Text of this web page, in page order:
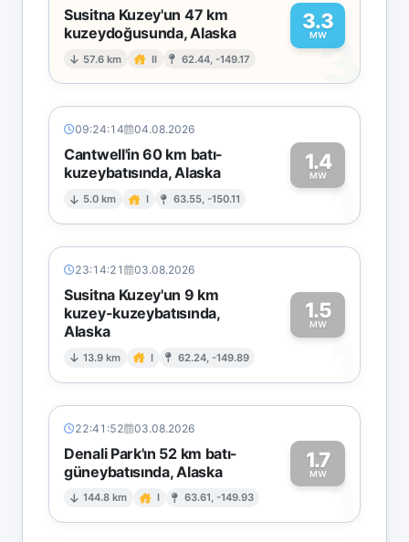
Susitna Kuzey'un 47 km
kuzeydoğusunda, Alaska
57.6 km II 62.44, -149.17
3.3
MW
3
09:24:14 04.08.2026
Cantwell'in 60 km batı-
kuzeybatısında, Alaska
5.0 km I 63.55, -150.11
1.4
MW1
23:14:21 03.08.2026
Susitna Kuzey'un 9 km
kuzey-kuzeybatısında,
Alaska
13.9 km I 62.24, -149.89
1.5
MW
1
22:41:52 03.08.2026
Denali Park'ın 52 km batı-
güneybatısında, Alaska
144.8 km I 63.61, -149.93
1.7
MW1